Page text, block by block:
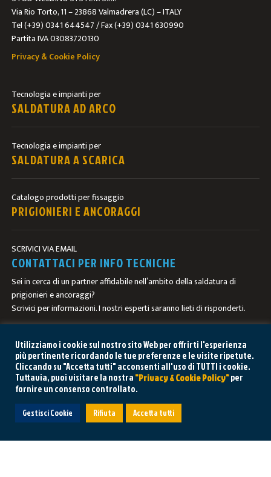
Via Rio Torto, 11 – 23868 Valmadrera (LC) – ITALY
Tel (+39) 0341 644547 / Fax (+39) 0341 630990
Partita IVA 03083720130
Privacy & Cookie Policy
Tecnologia e impianti per
SALDATURA AD ARCO
Tecnologia e impianti per
SALDATURA A SCARICA
Catalogo prodotti per fissaggio
PRIGIONIERI E ANCORAGGI
SCRIVICI VIA EMAIL
CONTATTACI PER INFO TECNICHE
Sei in cerca di un partner affidabile nell’ambito della saldatura di
prigionieri e ancoraggi?
Scrivici per informazioni. I nostri esperti saranno lieti di risponderti.
HAI BISOGNO DI AIUTO? CHIEDI AL
NOSTRO REPARTO TECNICO
Utilizziamo i cookie sul nostro sito Web per offrirti l'esperienza
più pertinente ricordando le tue preferenze e le visite ripetute.
Cliccando su "Accetta tutti" acconsenti all'uso di TUTTI i cookie.
Tuttavia, puoi visitare la nostra"Privacy & Cookie Policy"per
fornire un consenso controllato.
Gestisci Cookie Rifiuta Accetta tutti